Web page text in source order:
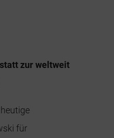
zur weltweit
für